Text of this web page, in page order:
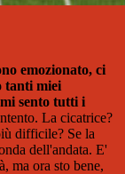
emozionato, ci
tanti miei
sento tutti i
La cicatrice?
difficile? Se la
dell'andata. E'
ma ora sto bene,